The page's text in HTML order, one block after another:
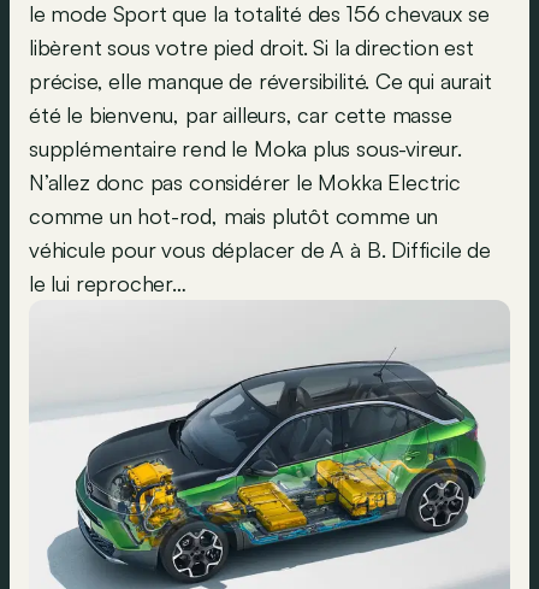
le mode Sport que la totalité des 156 chevaux se
libèrent sous votre pied droit. Si la direction est
précise, elle manque de réversibilité. Ce qui aurait
été le bienvenu, par ailleurs, car cette masse
supplémentaire rend le Moka plus sous-vireur.
N’allez donc pas considérer le Mokka Electric
comme un hot-rod, mais plutôt comme un
véhicule pour vous déplacer de A à B. Difficile de
le lui reprocher…